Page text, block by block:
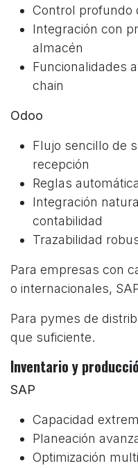
Control profundo
Integración con
almacén
Funcionalidades
chain
Odoo
Flujo sencillo de
recepción
Reglas
Integración
contabilidad
Trazabilidad
Para empresas con
o internacionales,
Para pymes de
que suficiente.
Inventario y
SAP
Capacidad
Planeación
Optimización